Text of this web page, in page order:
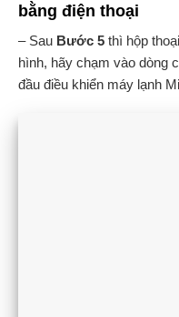
bằng điện thoại
– Sau Bước 5 thì hộp
hình, hãy chạm vào dòng
đầu điều khiển máy lạnh